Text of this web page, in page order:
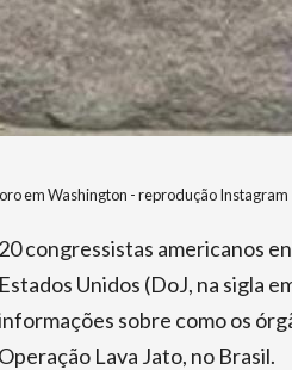
em Washington - reprodução Instagram
20 congressistas americanos
Estados Unidos (DoJ, na sigla
sobre como os
Operação Lava Jato, no Brasil.